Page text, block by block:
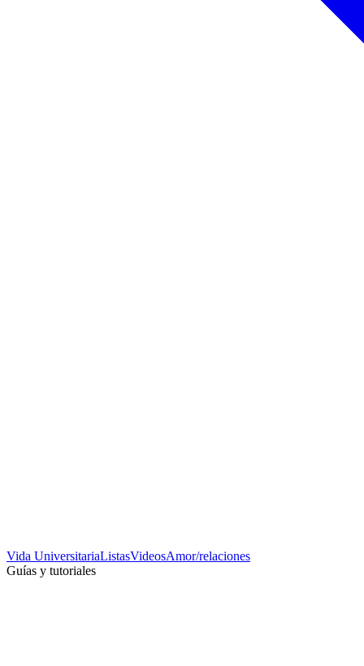
Vida UniversitariaListasVideosAmor/relaciones
Guías y tutoriales